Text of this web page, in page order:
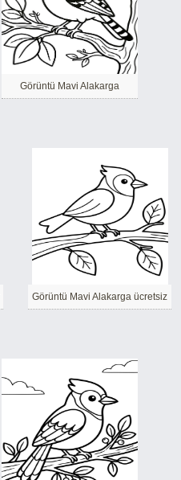
Görüntü Mavi Alakarga
Görüntü Mavi Alakarga ücretsiz